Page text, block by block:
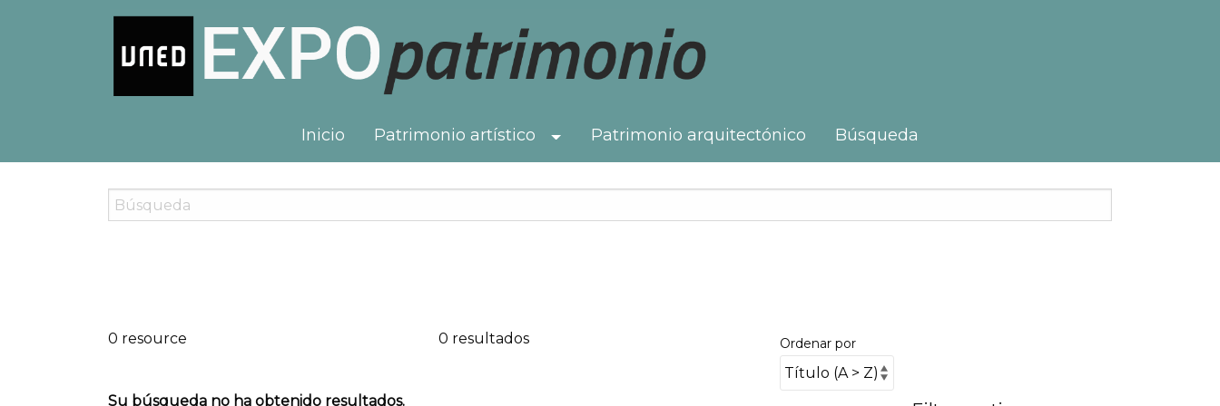
Inicio Patrimonio artístico Toggle Dropdown
Patrimonio arquitectónico Búsqueda
0 resource 0 resultados Ordenar por
Su búsqueda no ha obtenido resultados.